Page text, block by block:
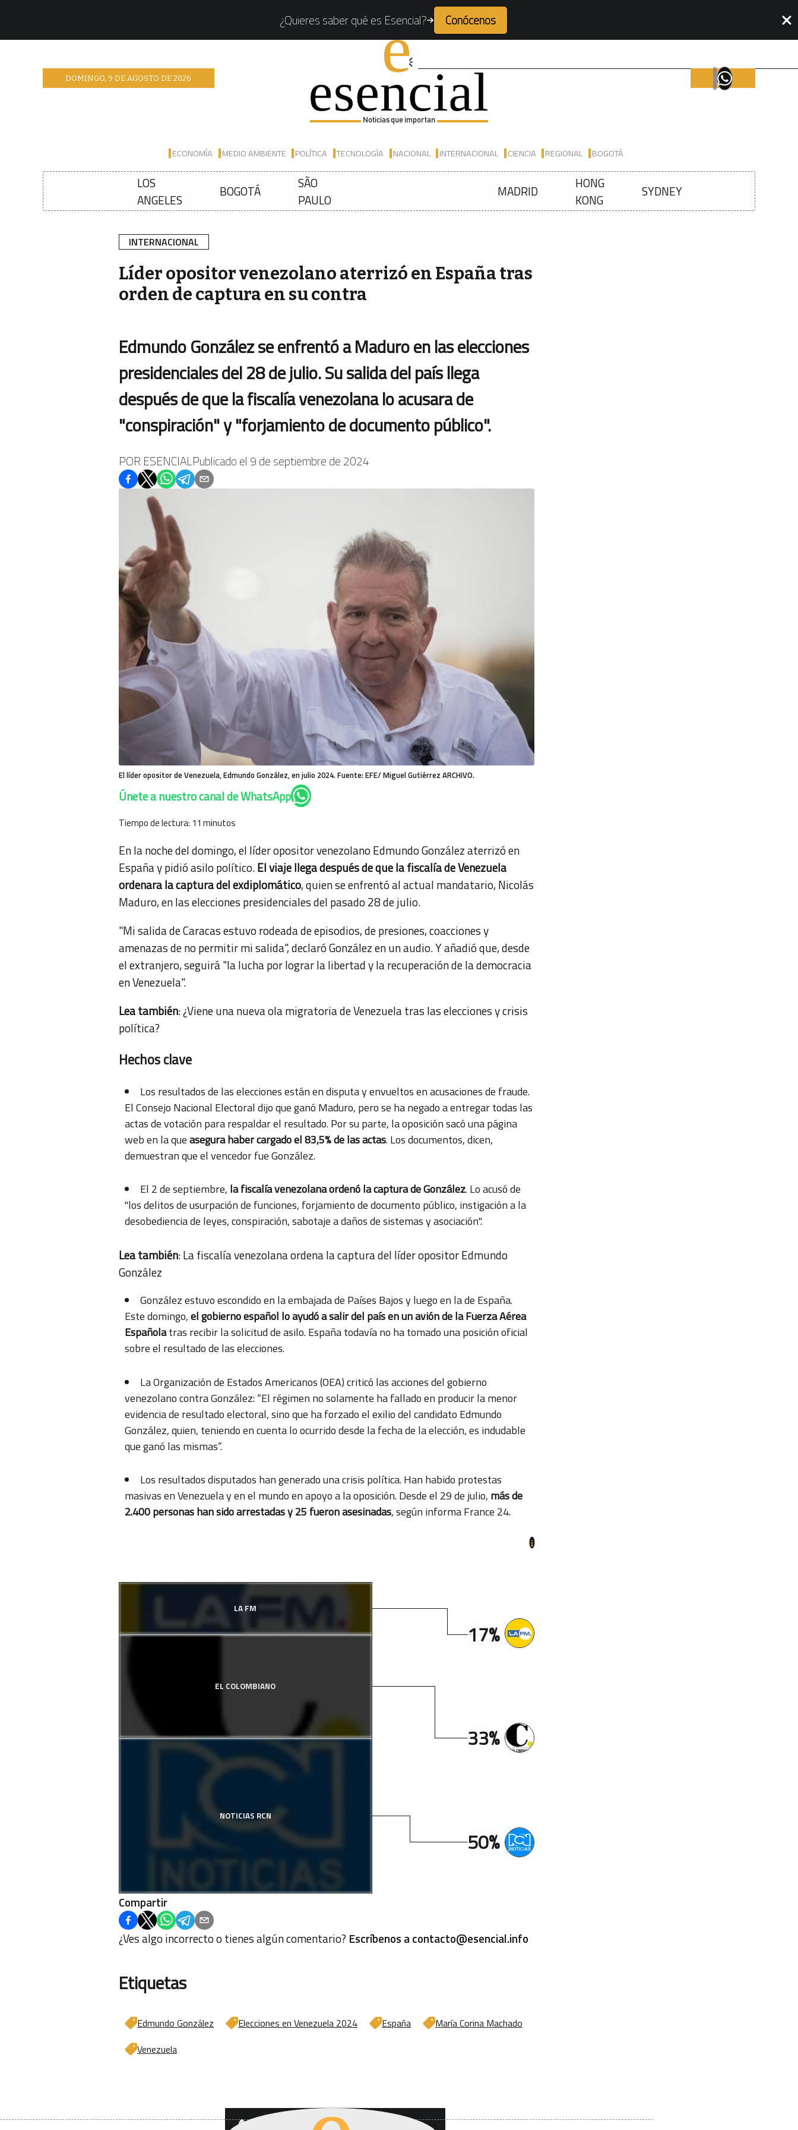
¿Quieres saber qué es Esencial? Conócenos
Noticias que importan
ECONOMÍA MEDIO AMBIENTE POLÍTICA TECNOLOGÍA NACIONAL INTERNACIONAL CIENCIA REGIONAL BOGOTÁ
DOMINGO, 9 DEAGOSTO DE2026
LOS
ANGELES
BOGOTÁ
SÃO
PAULO
MADRID
HONG
KONG
SYDNEY
INTERNACIONAL
Líder opositor venezolano aterrizó en España tras
orden de captura en su contra
Edmundo González se enfrentó a Maduro en las elecciones
presidenciales del 28 de julio. Su salida del país llega
después de que la fiscalía venezolana lo acusara de
"conspiración" y "forjamiento de documento público".
POR ESENCIALPublicado el 9 de septiembre de 2024
El líder opositor de Venezuela, Edmundo González, en julio 2024. Fuente: EFE/ Miguel Gutiérrez ARCHIVO.
Únete a nuestro canal de WhatsApp
Tiempo de lectura: 11 minutos
En la noche del domingo, el líder opositor venezolano Edmundo González aterrizó en
España y pidió asilo político.El viaje llega después de que la fiscalía de Venezuela
ordenara la captura del exdiplomático, quien se enfrentó al actual mandatario, Nicolás
Maduro, en las elecciones presidenciales del pasado 28 de julio.
"Mi salida de Caracas estuvo rodeada de episodios, de presiones, coacciones y
amenazas de no permitir mi salida", declaró González en un audio. Y añadió que, desde
el extranjero, seguirá "la lucha por lograr la libertad y la recuperación de la democracia
en Venezuela".
Lea también:¿Viene una nueva ola migratoria de Venezuela tras las elecciones y crisis
política?
Hechos clave
Los resultados de las elecciones están en disputa y envueltos en acusaciones de fraude.
El Consejo Nacional Electoral dijo que ganó Maduro, pero se ha negado a entregar todas las
actas de votación para respaldar el resultado. Por su parte, la oposición sacó una página
web en la queasegura haber cargado el 83,5% de las actas. Los documentos, dicen,
demuestran que el vencedor fue González.
El 2 de septiembre, la fiscalía venezolana ordenó la captura de González. Lo acusó de
"los delitos de usurpación de funciones, forjamiento de documento público, instigación a la
desobediencia de leyes, conspiración, sabotaje a daños de sistemas y asociación".
Lea también:La fiscalía venezolana ordena la captura del líder opositor Edmundo
González
González estuvo escondido en la embajada de Países Bajos y luego en la de España.
Este domingo,el gobierno español lo ayudó a salir del país en un avión de la Fuerza Aérea
Españolatras recibir la solicitud de asilo. España todavía no ha tomado una posición oficial
sobre el resultado de las elecciones.
La Organización de Estados Americanos (OEA) criticó las acciones del gobierno
venezolano contra González: “El régimen no solamente ha fallado en producir la menor
evidencia de resultado electoral, sino que ha forzado el exilio del candidato Edmundo
González, quien, teniendo en cuenta lo ocurrido desde la fecha de la elección, es indudable
que ganó las mismas”.
Los resultados disputados han generado una crisis política. Han habido protestas
masivas en Venezuela y en el mundo en apoyo a la oposición. Desde el 29 de julio, más de
2.400 personas han sido arrestadas y 25 fueron asesinadas, según informa France 24.
LA FM
EL COLOMBIANO
NOTICIAS RCN
17%
33%
50%
Compartir
¿Ves algo incorrecto o tienes algún comentario? Escríbenos acontacto@esencial.info
Etiquetas
Edmundo González Elecciones en Venezuela 2024 España
María Corina Machado
Venezuela
¿Quieres recibir nuestro